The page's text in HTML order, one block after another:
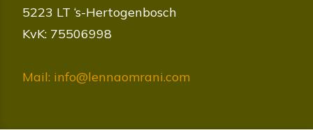
5223 LT ‘s-Hertogenbosch
KvK: 75506998
Mail: info@lennaomrani.com